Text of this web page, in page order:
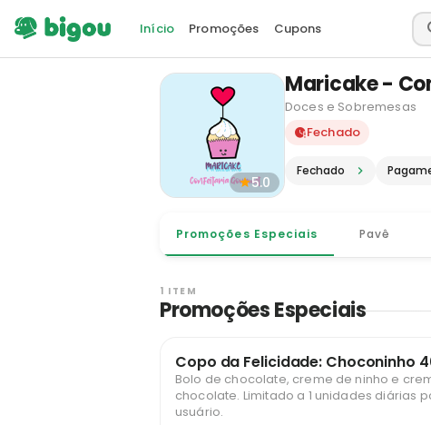
Início Promoções Cupons
5.0
Maricake -
Doces e Sobremesas
Delivery em
Fechado
Fechado
Promoções Especiais Pavê
1 ITEM
Promoções Especiais
Copo da Felicidade: Choconinho
Bolo de chocolate, creme de ninho e
chocolate. Limitado a 1 unidades diárias por
usuário.